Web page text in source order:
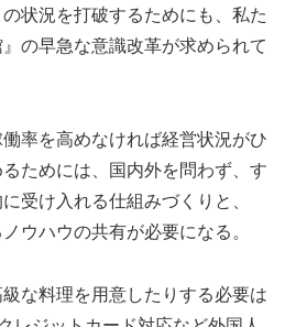
状況を打破するためにも、私た
の早急な意識改革が求められて
率を高めなければ経営状況がひ
ためには、国内外を問わず、す
受け入れる仕組みづくりと、
ウハウの共有が必要になる。
級な料理を用意したりする必要は